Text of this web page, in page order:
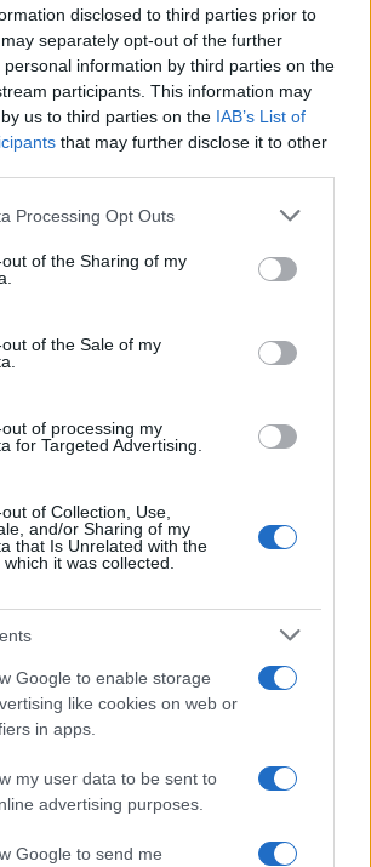
disclosed to third parties prior to
separately opt-out of the further
information by third parties on the
participants. This information may
us to third parties on the IAB’s List of
that may further disclose it to other
website/app uses one or more Google
visit or usage behaviour. You may click to
to Google and its third-party tags to
specified purposes in below Google
Processing Opt Outs
of the Sharing of my
of the Sale of my
of processing my
for Targeted Advertising.
of Collection, Use,
and/or Sharing of my
that Is Unrelated with the
it was collected.
Google to enable storage
like cookies on web or
in apps.
my user data to be sent to
advertising purposes.
Google to send me
Lula: soberania, investimentos e reforma
desmatamento na Amazônia entre agosto
BTC $83,270.00